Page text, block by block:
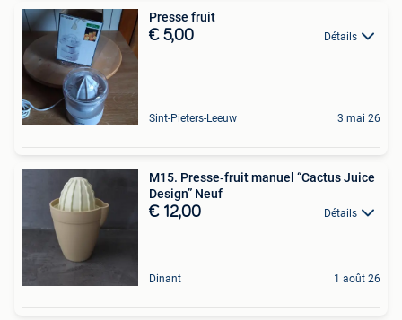
Presse fruit
€ 5,00 Détails
Sint-Pieters-Leeuw 3 mai 26
M15. Presse‑fruit manuel “Cactus Juice
Design” Neuf
€ 12,00 Détails
Dinant 1 août 26